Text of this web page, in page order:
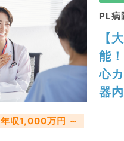
PL病
【
能
心
器
年収1,000万円 ～